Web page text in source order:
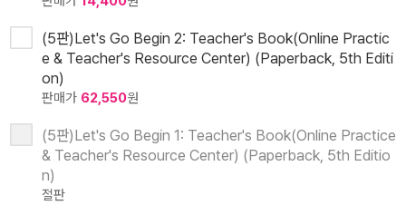
(5판)Let's Go Begin 2: Teacher's Book(Online Practic
e & Teacher's Resource Center) (Paperback, 5th Editi
on)
판매가 62,550원
(5판)Let's Go Begin 1: Teacher's Book(Online Practice
& Teacher's Resource Center) (Paperback, 5th Editio
n)
절판